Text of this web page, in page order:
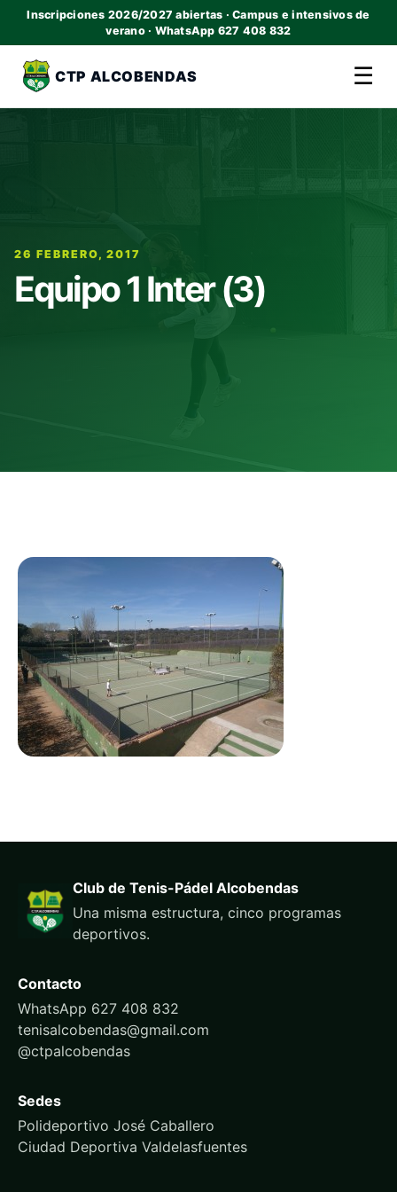
Inscripciones 2026/2027 abiertas · Campus e intensivos de
verano · WhatsApp 627 408 832
CTP ALCOBENDAS ☰
26 FEBRERO, 2017
Equipo 1 Inter (3)
Club de Tenis-Pádel Alcobendas
Una misma estructura, cinco programas
deportivos.
Contacto
WhatsApp 627 408 832
tenisalcobendas@gmail.com
@ctpalcobendas
Sedes
Polideportivo José Caballero
Ciudad Deportiva Valdelasfuentes